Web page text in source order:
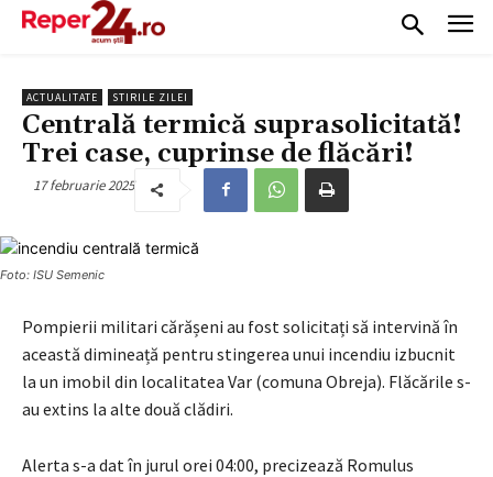
ACTUALITATE STIRILE ZILEI
Centrală termică suprasolicitată!
Trei case, cuprinse de flăcări!
17 februarie 2025
Foto: ISU Semenic
Pompierii militari cărășeni au fost solicitați să intervină în
această dimineață pentru stingerea unui incendiu izbucnit
la un imobil din localitatea Var (comuna Obreja). Flăcările s-
au extins la alte două clădiri.
Alerta s-a dat în jurul orei 04:00, precizează Romulus